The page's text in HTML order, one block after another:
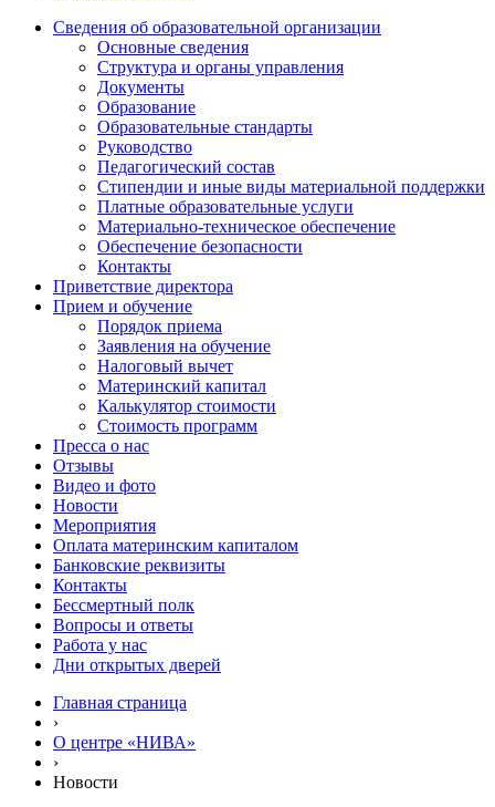
Сведения об образовательной организации
Основные сведения
Структура и органы управления
Документы
Образование
Образовательные стандарты
Руководство
Педагогический состав
Стипендии и иные виды материальной поддержки
Платные образовательные услуги
Материально-техническое обеспечение
Обеспечение безопасности
Контакты
Приветствие директора
Прием и обучение
Порядок приема
Заявления на обучение
Налоговый вычет
Материнский капитал
Калькулятор стоимости
Стоимость программ
Пресса о нас
Отзывы
Видео и фото
Новости
Мероприятия
Оплата материнским капиталом
Банковские реквизиты
Контакты
Бессмертный полк
Вопросы и ответы
Работа у нас
Дни открытых дверей
Главная страница
›
О центре «НИВА»
›
Новости